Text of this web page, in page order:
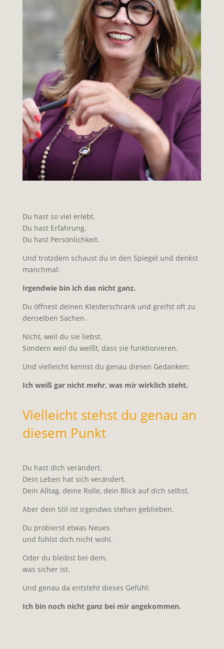
Du hast so viel erlebt.
Du hast Erfahrung.
Du hast Persönlichkeit.
Und trotzdem schaust du in den Spiegel und denkst
manchmal:
Irgendwie bin ich das nicht ganz.
Du öffnest deinen Kleiderschrank und greifst oft zu
denselben Sachen.
Nicht, weil du sie liebst.
Sondern weil du weißt, dass sie funktionieren.
Und vielleicht kennst du genau diesen Gedanken:
Ich weiß gar nicht mehr, was mir wirklich steht.
Vielleicht stehst du genau an
diesem Punkt
Du hast dich verändert.
Dein Leben hat sich verändert.
Dein Alltag, deine Rolle, dein Blick auf dich selbst.
Aber dein Stil ist irgendwo stehen geblieben.
Du probierst etwas Neues
und fühlst dich nicht wohl.
Oder du bleibst bei dem,
was sicher ist.
Und genau da entsteht dieses Gefühl:
Ich bin noch nicht ganz bei mir angekommen.